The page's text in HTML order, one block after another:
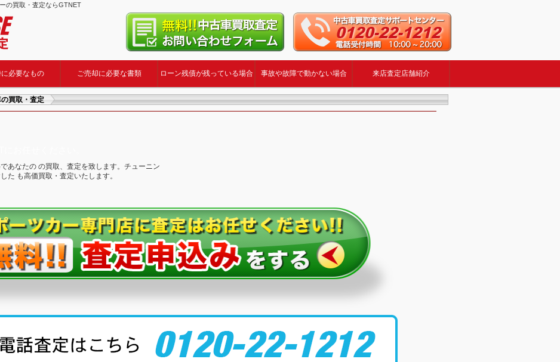
の買取・査定ならGTNET
必要なもの ご売却に必要な書類 ローン残債が残っている場合 事故や故障で動かない場合 来店査定店舗紹介
買取・査定
あなたの の買取、査定を致します。チューニン
た も高価買取・査定いたします。